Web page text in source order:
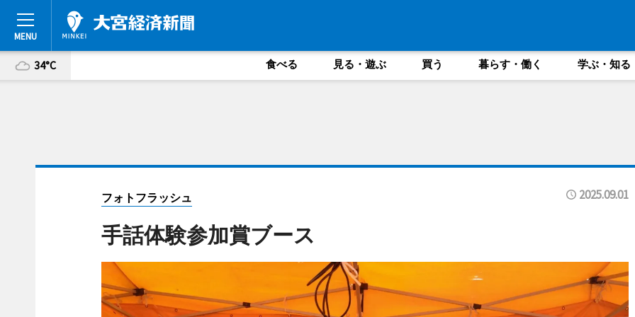
34°C 食べる 見る・遊ぶ 買う 暮らす・働く 学ぶ・知る
フォトフラッシュ 2025.09.01
手話体験参加賞ブース